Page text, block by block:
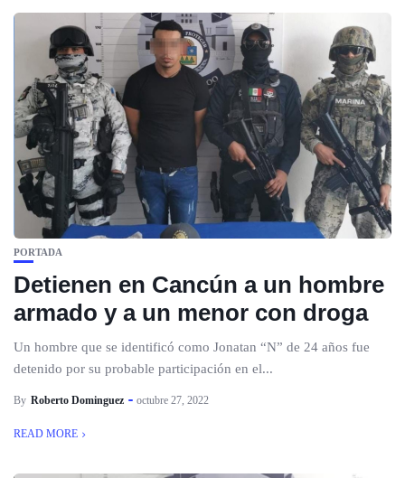
PORTADA
Detienen en Cancún a un hombre
armado y a un menor con droga
Un hombre que se identificó como Jonatan “N” de 24 años fue
detenido por su probable participación en el...
By Roberto Dominguez octubre 27, 2022
READ MORE